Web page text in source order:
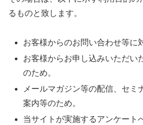
るものと致します。
お客様からのお問い合わせ等に
お客様からお申し込みいただい
のため。
メールマガジン等の配信、セミ
案内等のため。
当サイトが実施するアンケート